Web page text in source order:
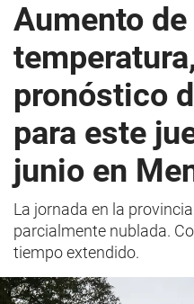
Aumento de
pronóstico
para este
junio en
La jornada en la
parcialmente nublada.
tiempo extendido.